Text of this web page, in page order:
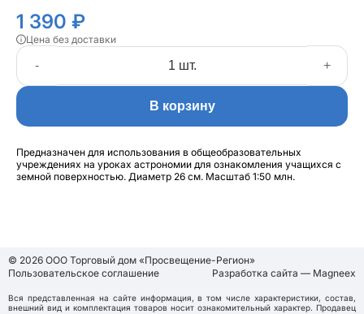
1 390 ₽
Цена без доставки
- +
В корзину
Предназначен для использования в общеобразовательных
учреждениях на уроках астрономии для ознакомления учащихся с
земной поверхностью. Диаметр 26 см. Масштаб 1:50 млн.
© 2026 ООО Торговый дом «Просвещение-Регион»
Пользовательское соглашение
Разработка сайта — Magneex
Вся представленная на сайте информация, в том числе характеристики, состав,
внешний вид и комплектация товаров носит ознакомительный характер. Продавец